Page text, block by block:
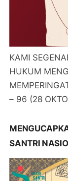
KAMI
HUKUM
– 96 (28
SANTRI